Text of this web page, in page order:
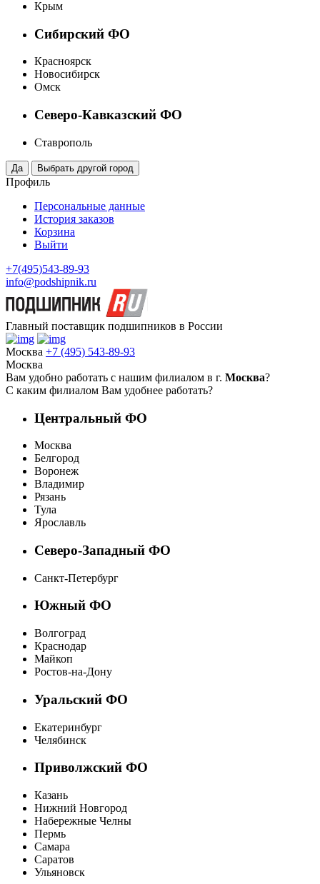
Крым
Сибирский ФО
Красноярск
Новосибирск
Омск
Северо-Кавказский ФО
Ставрополь
Профиль
Персональные данные
История заказов
Корзина
Выйти
+7(495)543-89-93
info@podshipnik.ru
Главный поставщик подшипников в России
Москва +7 (495) 543-89-93
Москва
Вам удобно работать с нашим филиалом в г. Москва?
С каким филиалом Вам удобнее работать?
Центральный ФО
Москва
Белгород
Воронеж
Владимир
Рязань
Тула
Ярославль
Северо-Западный ФО
Санкт-Петербург
Южный ФО
Волгоград
Краснодар
Майкоп
Ростов-на-Дону
Уральский ФО
Екатеринбург
Челябинск
Приволжский ФО
Казань
Нижний Новгород
Набережные Челны
Пермь
Самара
Саратов
Ульяновск